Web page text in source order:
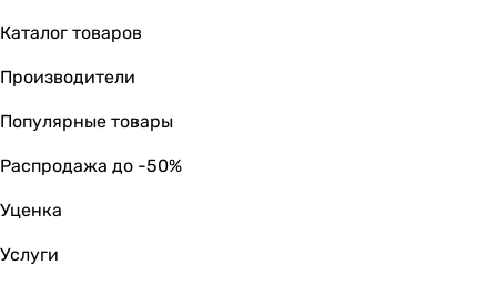
Каталог товаров
Производители
Популярные товары
Распродажа до -50%
Уценка
Услуги